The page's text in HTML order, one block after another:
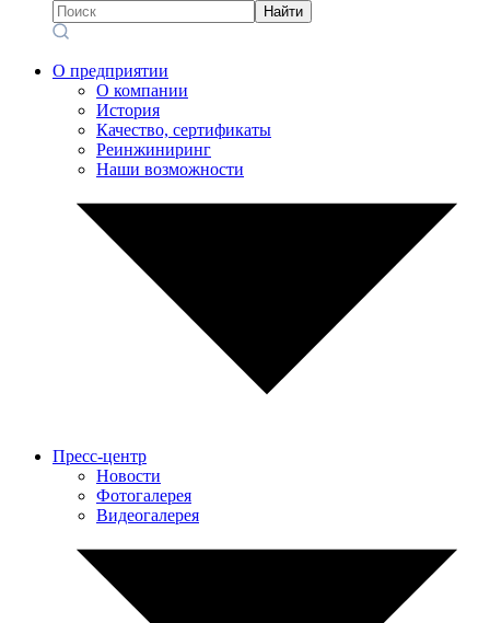
Найти
О предприятии
О компании
История
Качество, сертификаты
Реинжиниринг
Наши возможности
Пресс-центр
Новости
Фотогалерея
Видеогалерея